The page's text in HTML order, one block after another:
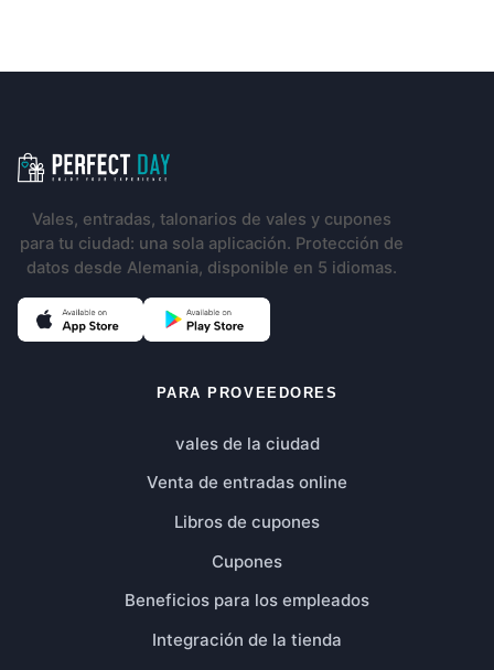
Navegación del pie de página
Vales, entradas, talonarios de vales y cupones
para tu ciudad: una sola aplicación. Protección de
datos desde Alemania, disponible en 5 idiomas.
PARA PROVEEDORES
vales de la ciudad
Venta de entradas online
Libros de cupones
Cupones
Beneficios para los empleados
Integración de la tienda